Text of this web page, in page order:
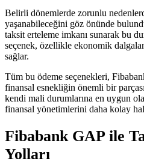
Belirli dönemlerde zorunlu
yaşanabileceğini göz önünde
taksit erteleme imkanı sunarak bu
seçenek, özellikle ekonomik
sağlar.
Tüm bu ödeme seçenekleri,
finansal esnekliğin önemli bir
kendi mali durumlarına en uygun
finansal yönetimlerini daha kolay
Fibabank GAP ile
Yolları